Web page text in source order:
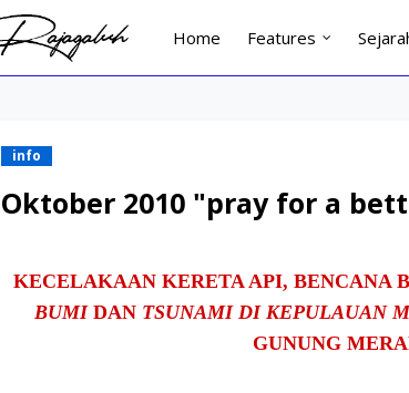
Home Features
info
Oktober 2010 "pray for a
KECELAKAAN KERETA API, BENCANA
BUMIDAN TSUNAMI DI KEPULAUAN
GUNUNG